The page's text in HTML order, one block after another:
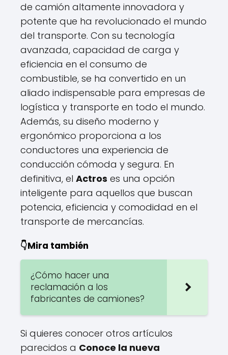
de camión altamente innovadora y
potente que ha revolucionado el mundo
del transporte. Con su tecnología
avanzada, capacidad de carga y
eficiencia en el consumo de
combustible, se ha convertido en un
aliado indispensable para empresas de
logística y transporte en todo el mundo.
Además, su diseño moderno y
ergonómico proporciona a los
conductores una experiencia de
conducción cómoda y segura. En
definitiva, el Actros es una opción
inteligente para aquellos que buscan
potencia, eficiencia y comodidad en el
transporte de mercancías.
👇Mira también
¿Cómo hacer una
reclamación a los
fabricantes de camiones?
Si quieres conocer otros artículos
parecidos a Conoce la nueva